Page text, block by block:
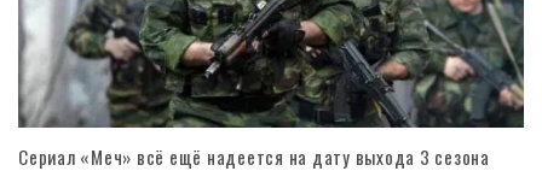
Сериал «Меч» всё ещё надеется на дату выхода 3 сезона